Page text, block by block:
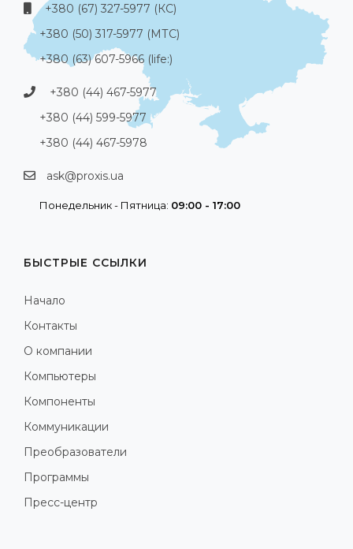
+380 (67) 327-5977 (КС)
+380 (50) 317-5977 (МТС)
+380 (63) 607-5966 (life:)
+380 (44) 467-5977
+380 (44) 599-5977
+380 (44) 467-5978
ask@proxis.ua
Понедельник - Пятница: 09:00 - 17:00
БЫСТРЫЕ ССЫЛКИ
Начало
Контакты
О компании
Компьютеры
Компоненты
Коммуникации
Преобразователи
Программы
Пресс-центр